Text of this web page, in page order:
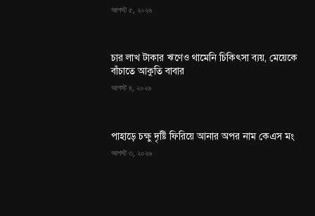
আগস্ট ৫, ২০২৬
চার লাখ টাকার ঋণেও থামেনি চিকিৎসা ব্যয়, মেয়েকে
বাঁচাতে আকুতি বাবার
আগস্ট ৪, ২০২৬
পাহাড়ে চক্ষু দৃষ্টি ফিরিয়ে আনার অপর নাম কেএস মং
আগস্ট ৩, ২০২৬